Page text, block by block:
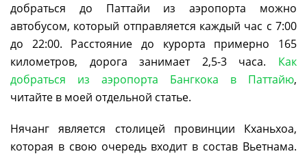
добраться до Паттайи из аэропорта можно
автобусом, который отправляется каждый час с 7:00
до 22:00. Расстояние до курорта примерно 165
километров, дорога занимает 2,5-3 часа. Как
добраться из аэропорта Бангкока в Паттайю,
читайте в моей отдельной статье.
Нячанг является столицей провинции Кханьхоа,
которая в свою очередь входит в состав Вьетнама.